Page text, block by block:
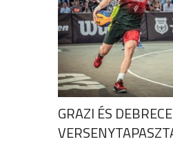
GRAZI ÉS